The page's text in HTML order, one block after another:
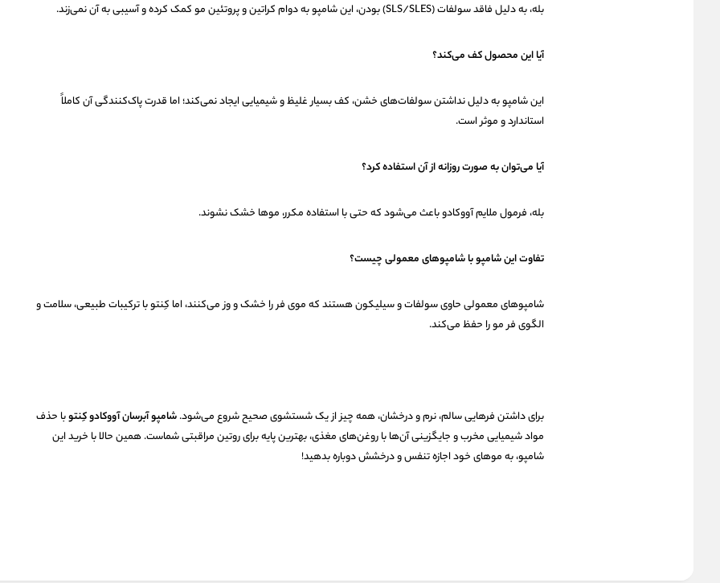
بله، به دلیل فاقد سولفات (SLS/SLES) بودن، این شامپو به دوام کراتین و پروتئین مو کمک کرده و آسیبی به آن نمی‌زند.
آیا این محصول کف می‌کند؟
این شامپو به دلیل نداشتن سولفات‌های خشن، کف بسیار غلیظ و شیمیایی ایجاد نمی‌کند؛ اما قدرت پاک‌کنندگی آن کاملاً
استاندارد و موثر است.
آیا می‌توان به صورت روزانه از آن استفاده کرد؟
بله، فرمول ملایم آووکادو باعث می‌شود که حتی با استفاده مکرر، موها خشک نشوند.
تفاوت این شامپو با شامپوهای معمولی چیست؟
شامپوهای معمولی حاوی سولفات و سیلیکون هستند که موی فر را خشک و وز می‌کنند، اما کِنتو با ترکیبات طبیعی، سلامت و
الگوی فر مو را حفظ می‌کند.
برای داشتن فرهایی سالم، نرم و درخشان، همه چیز از یک شستشوی صحیح شروع می‌شود.شامپو آبرسان آووکادو کِنتوبا حذف
مواد شیمیایی مخرب و جایگزینی آن‌ها با روغن‌های مغذی، بهترین پایه برای روتین مراقبتی شماست. همین حالا با خرید این
شامپو، به موهای خود اجازه تنفس و درخشش دوباره بدهید!